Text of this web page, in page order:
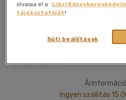
Sport|1980|magyar nyelvű
Ingyen szállítás 15
olvassa el a
Libri
tájékoztatóját!
Süti beállítások